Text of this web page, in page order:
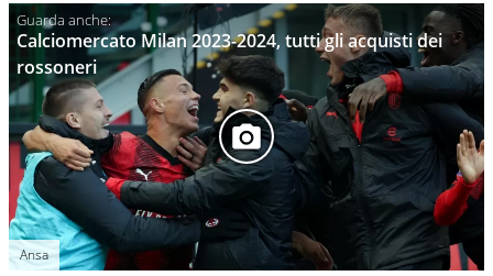
Calciomercato Milan 2023-2024, tutti gli acquisti dei
rossoneri
Ansa